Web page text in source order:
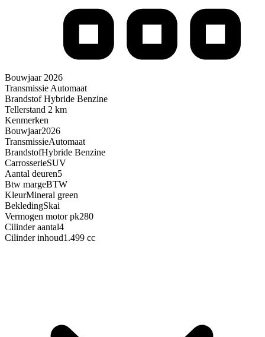
Bouwjaar 2026
Transmissie Automaat
Brandstof Hybride Benzine
Tellerstand 2 km
Kenmerken
Bouwjaar2026
TransmissieAutomaat
BrandstofHybride Benzine
CarrosserieSUV
Aantal deuren5
Btw margeBTW
KleurMineral green
BekledingSkai
Vermogen motor pk280
Cilinder aantal4
Cilinder inhoud1.499 cc